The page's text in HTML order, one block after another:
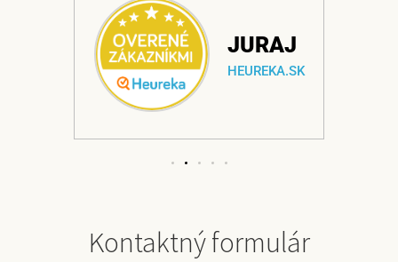
JURAJ
HEUREKA.SK
Kontaktný formulár